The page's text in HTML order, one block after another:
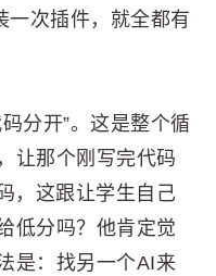
一次插件，就全都有
分开”。这是整个循
让那个刚写完代码
，这跟让学生自己
低分吗？他肯定觉
是：找另一个AI来